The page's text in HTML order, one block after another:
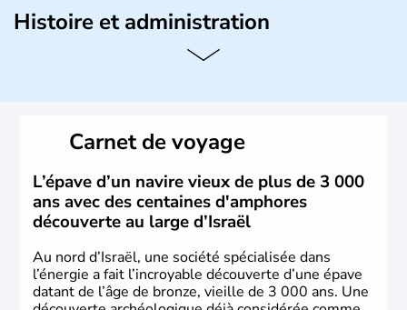
Histoire et administration
L'Israël est un état de la partie est de la Méditerranée,
vrai essor économique dans le domaine des nouvelles
Carnet de voyage
L’épave d’un navire vieux de plus de 3 000
ans avec des centaines d'amphores
découverte au large d’Israël
Au nord d’Israël, une société spécialisée dans
l’énergie a fait l’incroyable découverte d’une épave
datant de l’âge de bronze, vieille de 3 000 ans. Une